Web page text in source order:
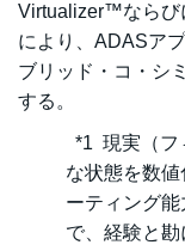
Virtualizer™ならび
により、ADASア
ブリッド・コ・シ
する。
*1 現実（フ
な状態を数
ーティング
で、経験と